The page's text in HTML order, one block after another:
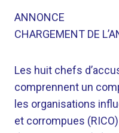
ANNONCE
CHARGEMENT DE
Les huit chefs
comprennent un
les organisations
et corrompues